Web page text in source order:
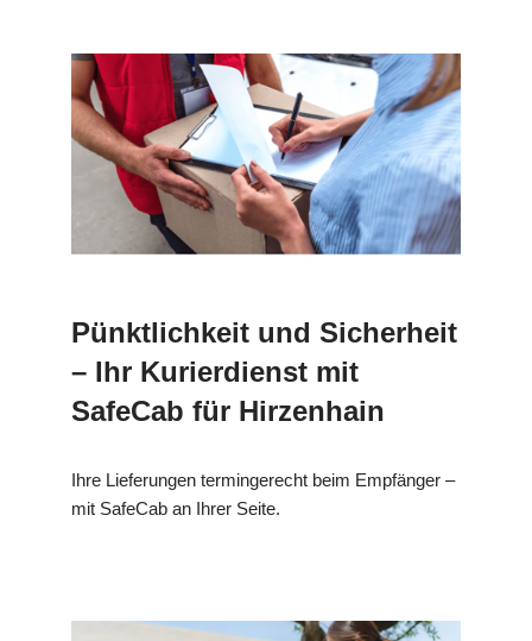
Pünktlichkeit und Sicherheit
– Ihr Kurierdienst mit
SafeCab für Hirzenhain
Ihre Lieferungen termingerecht beim Empfänger –
mit SafeCab an Ihrer Seite.